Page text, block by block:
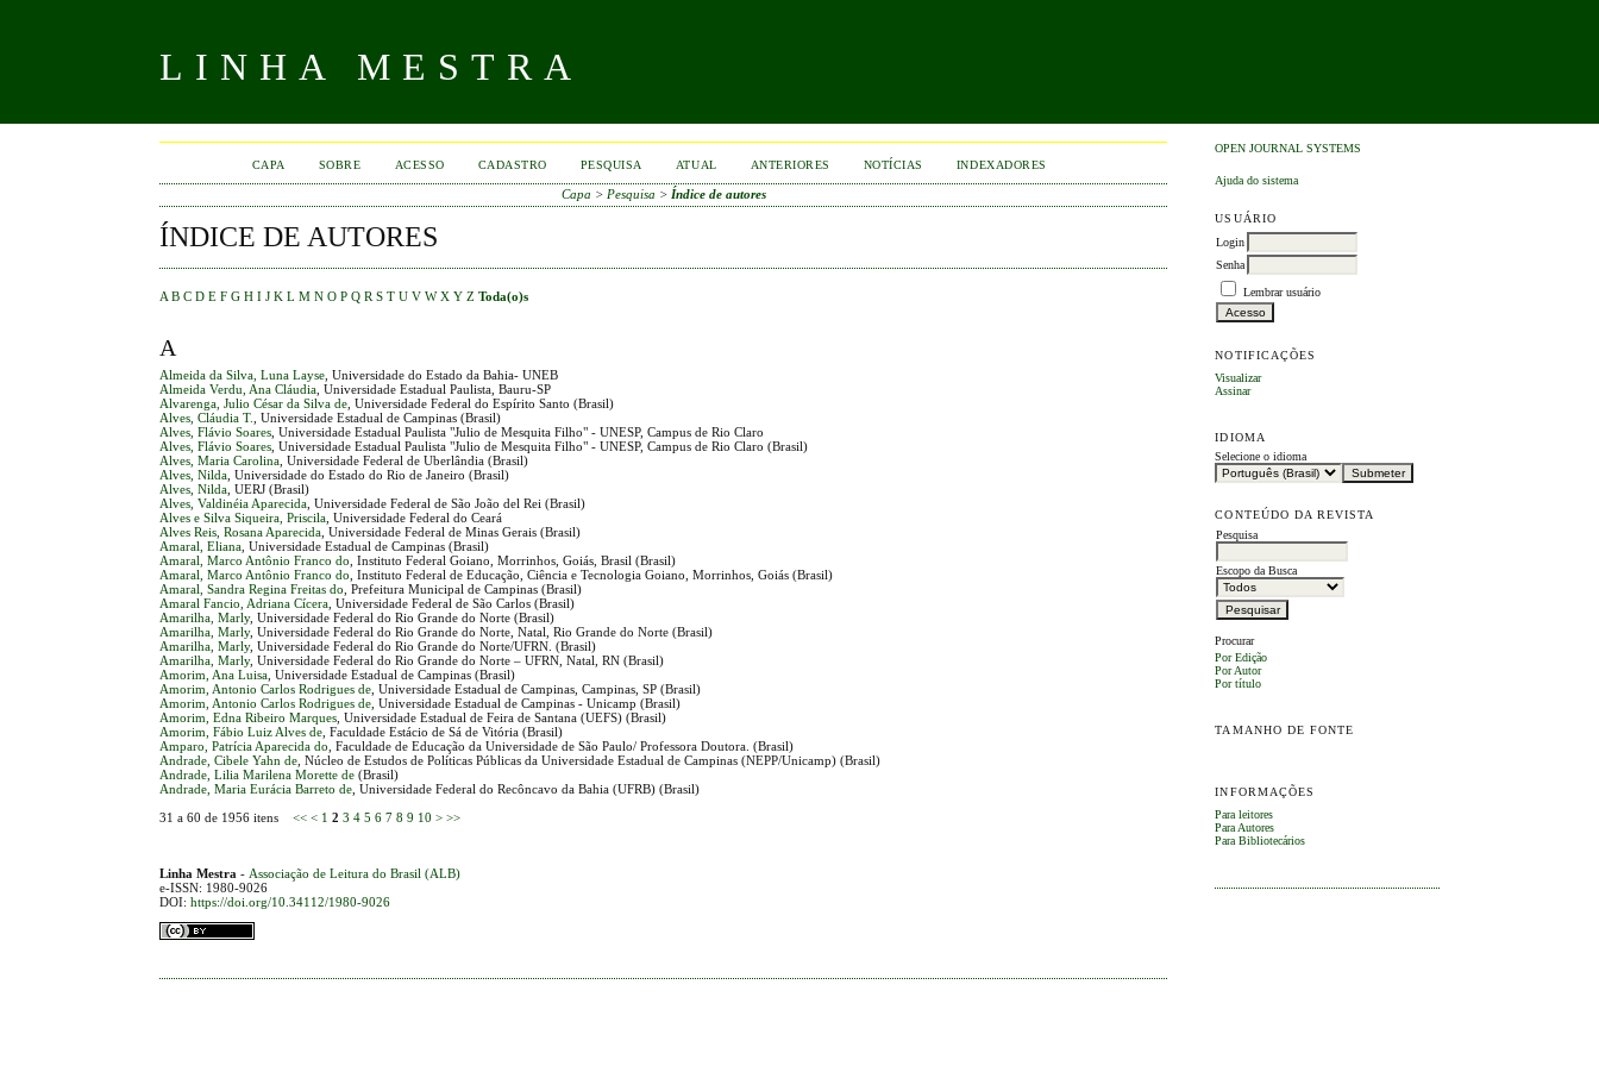
LINHA MESTRA
OPEN JOURNAL SYSTEMS
Ajuda do sistema
USUÁRIO
Login
Senha
Lembrar usuário
NOTIFICAÇÕES
Visualizar
Assinar
IDIOMA
Selecione o idioma
CONTEÚDO DA REVISTA
Pesquisa
Escopo da Busca
Procurar
Por Edição
Por Autor
Por título
TAMANHO DE FONTE
INFORMAÇÕES
Para leitores
Para Autores
Para Bibliotecários
CAPA SOBRE ACESSO CADASTRO PESQUISA ATUAL ANTERIORES NOTÍCIAS INDEXADORES
Capa > Pesquisa > Índice de autores
ÍNDICE DE AUTORES
A B C D E F G H I J K L M N O P Q R S T U V W X Y Z Toda(o)s
A
Almeida da Silva, Luna Layse , Universidade do Estado da Bahia- UNEB
Almeida Verdu, Ana Cláudia , Universidade Estadual Paulista, Bauru-SP
Alvarenga, Julio César da Silva de , Universidade Federal do Espírito Santo (Brasil)
Alves, Cláudia T.
, Universidade Estadual de Campinas (Brasil)
Alves, Flávio Soares , Universidade Estadual Paulista "Julio de Mesquita Filho" - UNESP, Campus de Rio Claro
Alves, Flávio Soares , Universidade Estadual Paulista "Julio de Mesquita Filho" - UNESP, Campus de Rio Claro (Brasil)
Alves, Maria Carolina , Universidade Federal de Uberlândia (Brasil)
Alves, Nilda , Universidade do Estado do Rio de Janeiro (Brasil)
Alves, Nilda , UERJ (Brasil)
Alves, Valdinéia Aparecida , Universidade Federal de São João del Rei (Brasil)
Alves e Silva Siqueira, Priscila , Universidade Federal do Ceará
Alves Reis, Rosana Aparecida , Universidade Federal de Minas Gerais (Brasil)
Amaral, Eliana , Universidade Estadual de Campinas (Brasil)
Amaral, Marco Antônio Franco do , Instituto Federal Goiano, Morrinhos, Goiás, Brasil (Brasil)
Amaral, Marco Antônio Franco do , Instituto Federal de Educação, Ciência e Tecnologia Goiano, Morrinhos, Goiás (Brasil)
Amaral, Sandra Regina Freitas do , Prefeitura Municipal de Campinas (Brasil)
Amaral Fancio, Adriana Cícera , Universidade Federal de São Carlos (Brasil)
Amarilha, Marly, Universidade Federal do Rio Grande do Norte (Brasil)
Amarilha, Marly, Universidade Federal do Rio Grande do Norte, Natal, Rio Grande do Norte (Brasil)
Amarilha, Marly, Universidade Federal do Rio Grande do Norte/UFRN. (Brasil)
Amarilha, Marly, Universidade Federal do Rio Grande do Norte – UFRN, Natal, RN (Brasil)
Amorim, Ana Luisa , Universidade Estadual de Campinas (Brasil)
Amorim, Antonio Carlos Rodrigues de , Universidade Estadual de Campinas, Campinas, SP (Brasil)
Amorim, Antonio Carlos Rodrigues de , Universidade Estadual de Campinas - Unicamp (Brasil)
Amorim, Edna Ribeiro Marques , Universidade Estadual de Feira de Santana (UEFS) (Brasil)
Amorim, Fábio Luiz Alves de , Faculdade Estácio de Sá de Vitória (Brasil)
Amparo, Patrícia Aparecida do , Faculdade de Educação da Universidade de São Paulo/ Professora Doutora. (Brasil)
Andrade, Cibele Yahn de , Núcleo de Estudos de Políticas Públicas da Universidade Estadual de Campinas (NEPP/Unicamp) (Brasil)
Andrade, Lilia Marilena Morette de (Brasil)
Andrade, Maria Eurácia Barreto de , Universidade Federal do Recôncavo da Bahia (UFRB) (Brasil)
31 a 60 de 1956 itens<< < 1 2 3 4 5 6 7 8 9 10 > >>
Linha Mestra- Associação de Leitura do Brasil (ALB)
e-ISSN: 1980-9026
DOI:https://doi.org/10.34112/1980-9026